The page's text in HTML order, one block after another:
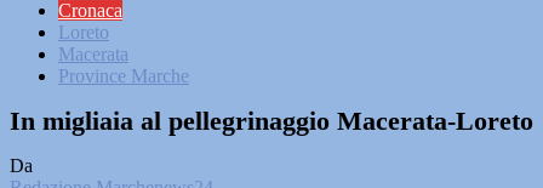
Cronaca
Loreto
Macerata
Province Marche
In migliaia al pellegrinaggio Macerata-Loreto
Da